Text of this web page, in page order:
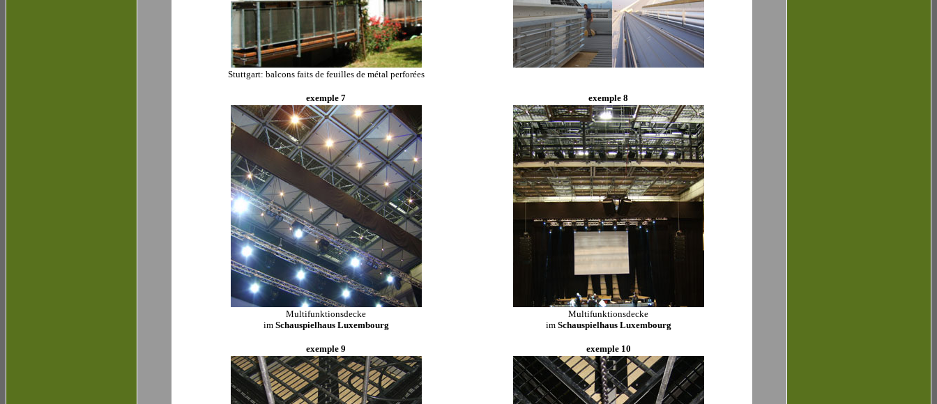
Stuttgart: balcons faits de feuilles de métal perforées
exemple 7 exemple 8
Multifunktionsdecke
im Schauspielhaus Luxembourg
Multifunktionsdecke
im Schauspielhaus Luxembourg
exemple 9 exemple 10